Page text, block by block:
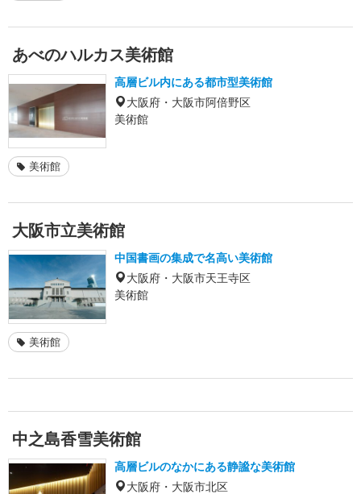
あべのハルカス美術館
高層ビル内にある都市型美術館
大阪府・大阪市阿倍野区
美術館
美術館
大阪市立美術館
中国書画の集成で名高い美術館
大阪府・大阪市天王寺区
美術館
美術館
中之島香雪美術館
高層ビルのなかにある静謐な美術館
大阪府・大阪市北区